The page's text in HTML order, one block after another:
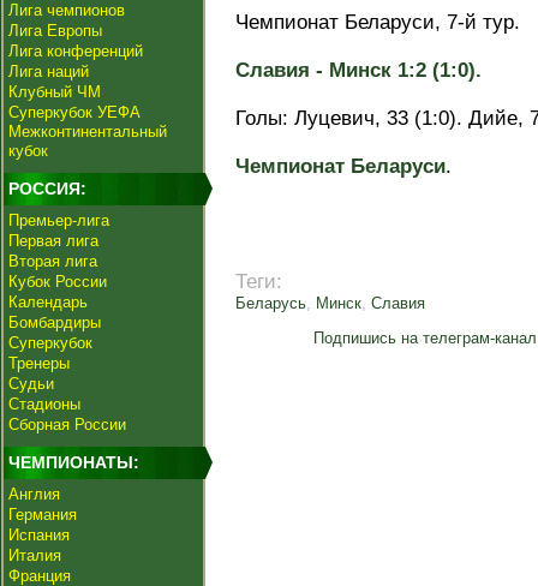
Лига чемпионов
Лига Европы
Лига конференций
Лига наций
Клубный ЧМ
Суперкубок УЕФА
Межконтинентальный
кубок
РОССИЯ:
Премьер-лига
Первая лига
Вторая лига
Кубок России
Календарь
Бомбардиры
Суперкубок
Тренеры
Судьи
Стадионы
Сборная России
ЧЕМПИОНАТЫ:
Англия
Германия
Испания
Италия
Франция
Чемпионат Беларуси, 7-й тур.
Славия - Минск 1:2 (1:0).
Голы: Луцевич, 33 (1:0). Дийе,
Чемпионат Беларуси.
Теги:
Беларусь, Минск, Славия
Подпишись на телеграм-